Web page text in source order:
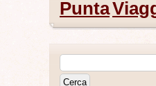
Punta